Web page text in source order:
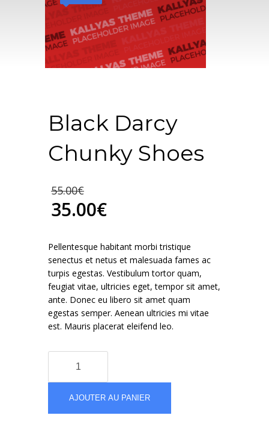
Black Darcy
Chunky Shoes
55.00€
35.00€
Pellentesque habitant morbi tristique
senectus et netus et malesuada fames ac
turpis egestas. Vestibulum tortor quam,
feugiat vitae, ultricies eget, tempor sit amet,
ante. Donec eu libero sit amet quam
egestas semper. Aenean ultricies mi vitae
est. Mauris placerat eleifend leo.
Black
DarcyAJOUTER AU PANIER